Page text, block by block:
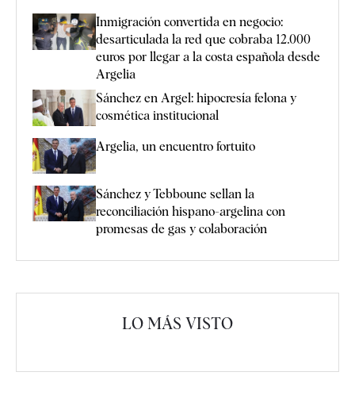
Inmigración convertida en negocio:
desarticulada la red que cobraba 12.000
euros por llegar a la costa española desde
Argelia
Sánchez en Argel: hipocresía felona y
cosmética institucional
Argelia, un encuentro fortuito
Sánchez y Tebboune sellan la
reconciliación hispano-argelina con
promesas de gas y colaboración
LO MÁS VISTO